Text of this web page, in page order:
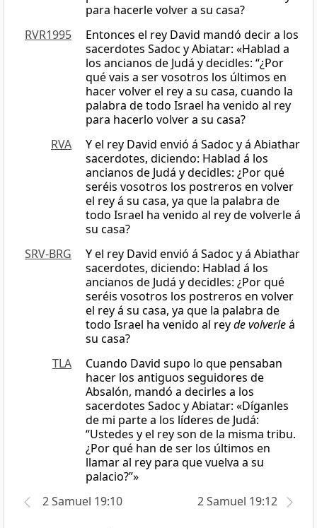
para hacerle volver a su casa?
RVR1995
Entonces el rey David mandó decir a los
sacerdotes Sadoc y Abiatar: «Hablad a
los ancianos de Judá y decidles: “¿Por
qué vais a ser vosotros los últimos en
hacer volver el rey a su casa, cuando la
palabra de todo Israel ha venido al rey
para hacerlo volver a su casa?
RVA
Y el rey David envió á Sadoc y á Abiathar
sacerdotes, diciendo: Hablad á los
ancianos de Judá y decidles: ¿Por qué
seréis vosotros los postreros en volver
el rey á su casa, ya que la palabra de
todo Israel ha venido al rey de volverle á
su casa?
SRV-BRG
Y el rey David envió á Sadoc y á Abiathar
sacerdotes, diciendo: Hablad á los
ancianos de Judá y decidles: ¿Por qué
seréis vosotros los postreros en volver
el rey á su casa, ya que la palabra de
todo Israel ha venido al reyde volverleá
su casa?
TLA
Cuando David supo lo que pensaban
hacer los antiguos seguidores de
Absalón, mandó a decirles a los
sacerdotes Sadoc y Abiatar: «Díganles
de mi parte a los líderes de Judá:
“Ustedes y el rey son de la misma tribu.
¿Por qué han de ser los últimos en
llamar al rey para que vuelva a su
palacio?”»
2 Samuel 19:10
2 Samuel 19:12